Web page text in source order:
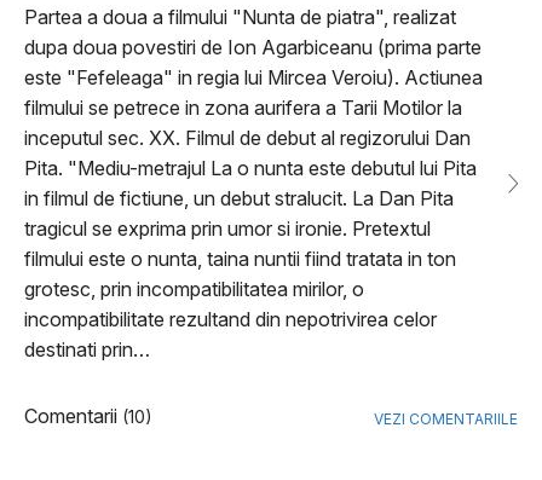
Partea a doua a filmului "Nunta de piatra", realizat
dupa doua povestiri de Ion Agarbiceanu (prima parte
este "Fefeleaga" in regia lui Mircea Veroiu). Actiunea
filmului se petrece in zona aurifera a Tarii Motilor la
inceputul sec. XX. Filmul de debut al regizorului Dan
Pita. "Mediu-metrajul La o nunta este debutul lui Pita
in filmul de fictiune, un debut stralucit. La Dan Pita
tragicul se exprima prin umor si ironie. Pretextul
filmului este o nunta, taina nuntii fiind tratata in ton
grotesc, prin incompatibilitatea mirilor, o
incompatibilitate rezultand din nepotrivirea celor
destinati prin…
Comentarii (10) VEZI COMENTARIILE